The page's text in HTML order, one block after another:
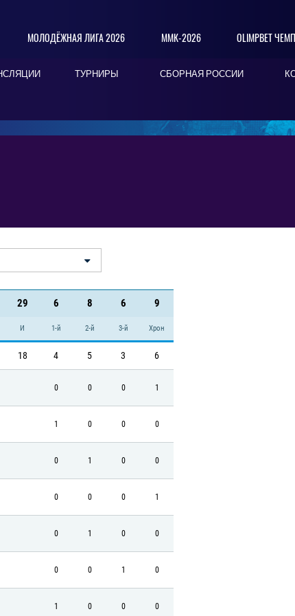
МОЛОДЁЖНАЯ ЛИГА 2026 ММК-2026 OLIMPBET
ТУРНИРЫ СБОРНАЯ РОССИИ
29 6 8 6 9
И 1-й 2-й 3-й Хрон
18 4 5 3 6
0 0 0 1
1 0 0 0
0 1 0 0
0 0 0 1
0 1 0 0
0 0 1 0
1 0 0 0